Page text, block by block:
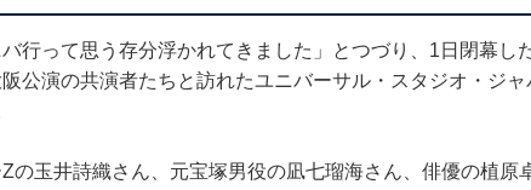
行って思う存分浮かれてきました」とつづり、1日閉幕し
公演の共演者たちと訪れたユニバーサル・スタジオ・ジャ
の玉井詩織さん、元宝塚男役の凪七瑠海さん、俳優の植原